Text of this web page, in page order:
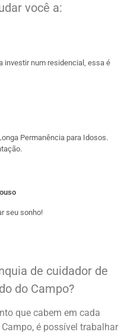
você a:
investir num residencial, essa é
Permanência para Idosos.
seu sonho!
de cuidador de
do Campo?
que cabem em cada
é possível trabalhar